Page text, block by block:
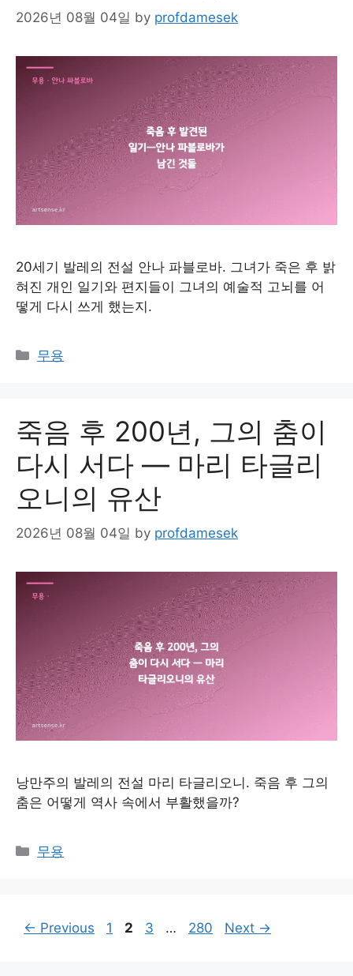
2026년 08월 04일 by profdamesek
20세기 발레의 전설 안나 파블로바. 그녀가 죽은 후 밝
혀진 개인 일기와 편지들이 그녀의 예술적 고뇌를 어
떻게 다시 쓰게 했는지.
Categories
무용
죽음 후 200년, 그의 춤이
다시 서다 — 마리 타글리
오니의 유산
2026년 08월 04일 by profdamesek
낭만주의 발레의 전설 마리 타글리오니. 죽음 후 그의
춤은 어떻게 역사 속에서 부활했을까?
Categories
무용
← Previous Page
1 Page
2 Page
3 … Page
280 Next →